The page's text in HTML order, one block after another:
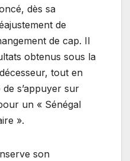
dès sa
de
de cap. Il
obtenus sous la
tout en
s’appuyer sur
un « Sénégal
».
son